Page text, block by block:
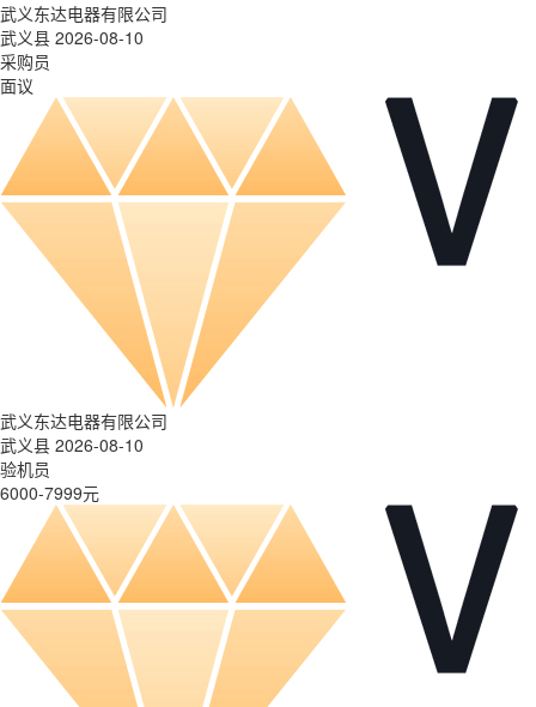
武义东达电器有限公司
武义县 2026-08-10
采购员
面议
武义东达电器有限公司
武义县 2026-08-10
验机员
6000-7999元